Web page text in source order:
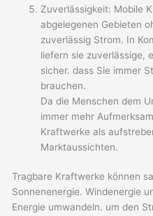
Zuverlässigkeit: Mobile
abgelegenen Gebieten
zuverlässig Strom. In
liefern sie zuverlässige,
sicher. dass Sie immer
brauchen.
Da die Menschen dem
immer mehr
Kraftwerke als
Marktaussichten.
Tragbare Kraftwerke können
Sonnenenergie. Windenergie
Energie umwandeln. um den